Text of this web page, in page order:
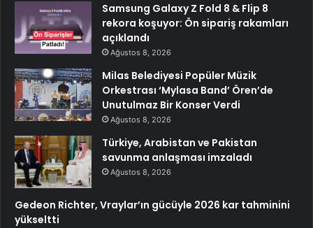
Samsung Galaxy Z Fold 8 & Flip 8
rekora koşuyor: Ön sipariş rakamları
açıklandı
Ağustos 8, 2026
Milas Belediyesi Popüler Müzik
Orkestrası ‘Mylasa Band’ Ören’de
Unutulmaz Bir Konser Verdi
Ağustos 8, 2026
Türkiye, Arabistan ve Pakistan
savunma anlaşması imzaladı
Ağustos 8, 2026
Gedeon Richter, Vraylar’ın gücüyle 2026 kar tahminini
yükseltti